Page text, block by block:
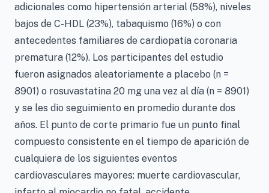
adicionales como hipertensión arterial (58%), niveles
bajos de C-HDL (23%), tabaquismo (16%) o con
antecedentes familiares de cardiopatía coronaria
prematura (12%). Los participantes del estudio
fueron asignados aleatoriamente a placebo (n =
8901) o rosuvastatina 20 mg una vez al día (n = 8901)
y se les dio seguimiento en promedio durante dos
años. El punto de corte primario fue un punto final
compuesto consistente en el tiempo de aparición de
cualquiera de los siguientes eventos
cardiovasculares mayores: muerte cardiovascular,